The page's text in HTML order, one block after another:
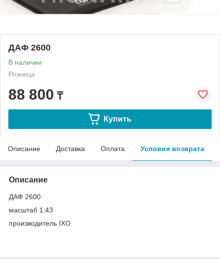
ДАФ 2600
В наличии
Розница
88 800 ₸
Купить
Описание Доставка Оплата Условия возврата
Описание
ДАФ 2600
масштаб 1:43
производитель IXO